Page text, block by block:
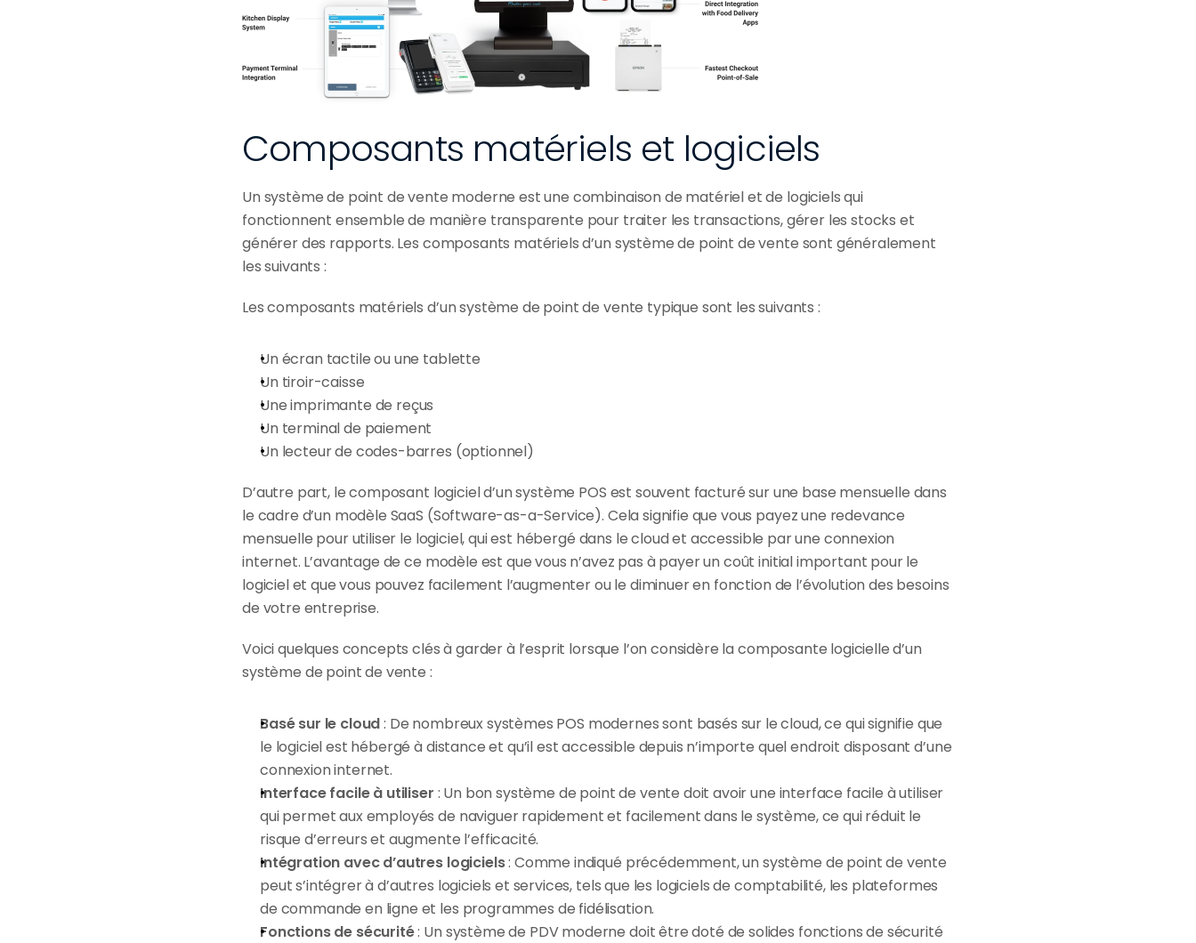
Composants matériels et logiciels
Un système de point de vente moderne est une combinaison de matériel et de logiciels qui
fonctionnent ensemble de manière transparente pour traiter les transactions, gérer les stocks et
générer des rapports. Les composants matériels d’un système de point de vente sont généralement
les suivants :
Les composants matériels d’un système de point de vente typique sont les suivants :
Un écran tactile ou une tablette
Un tiroir-caisse
Une imprimante de reçus
Un terminal de paiement
Un lecteur de codes-barres (optionnel)
D’autre part, le composant logiciel d’un système POS est souvent facturé sur une base mensuelle dans
le cadre d’un modèle SaaS (Software-as-a-Service). Cela signifie que vous payez une redevance
mensuelle pour utiliser le logiciel, qui est hébergé dans le cloud et accessible par une connexion
internet. L’avantage de ce modèle est que vous n’avez pas à payer un coût initial important pour le
logiciel et que vous pouvez facilement l’augmenter ou le diminuer en fonction de l’évolution des besoins
de votre entreprise.
Voici quelques concepts clés à garder à l’esprit lorsque l’on considère la composante logicielle d’un
système de point de vente :
Basé sur le cloud : De nombreux systèmes POS modernes sont basés sur le cloud, ce qui signifie que
le logiciel est hébergé à distance et qu’il est accessible depuis n’importe quel endroit disposant d’une
connexion internet.
Interface facile à utiliser : Un bon système de point de vente doit avoir une interface facile à utiliser
qui permet aux employés de naviguer rapidement et facilement dans le système, ce qui réduit le
risque d’erreurs et augmente l’efficacité.
Intégration avec d’autres logiciels : Comme indiqué précédemment, un système de point de vente
peut s’intégrer à d’autres logiciels et services, tels que les logiciels de comptabilité, les plateformes
de commande en ligne et les programmes de fidélisation.
Fonctions de sécurité : Un système de PDV moderne doit être doté de solides fonctions de sécurité